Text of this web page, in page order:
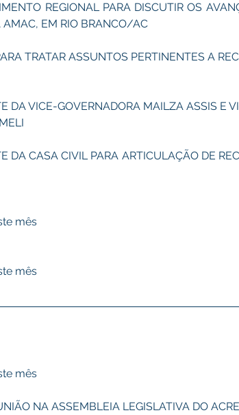
REGIONAL PARA DISCUTIR OS
AMAC, EM RIO BRANCO/AC
TRATAR ASSUNTOS PERTINENTES A
DA VICE-GOVERNADORA MAILZA ASSIS E
DA CASA CIVIL PARA ARTICULAÇÃO DE
mês
mês
mês
NA ASSEMBLEIA LEGISLATIVA DO